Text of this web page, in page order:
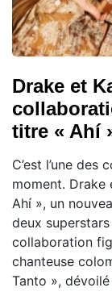
Drake et
titre « Ahí
C’est l’une
moment. Drake
Ahí », un
deux
collaboration
chanteuse
Tanto », dévoilé